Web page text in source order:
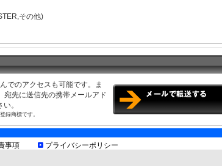
その他)
でのアクセスも可能です。ま
宛先に送信先の携帯メールアド
。
録商標です。
事項 プライバシーポリシー